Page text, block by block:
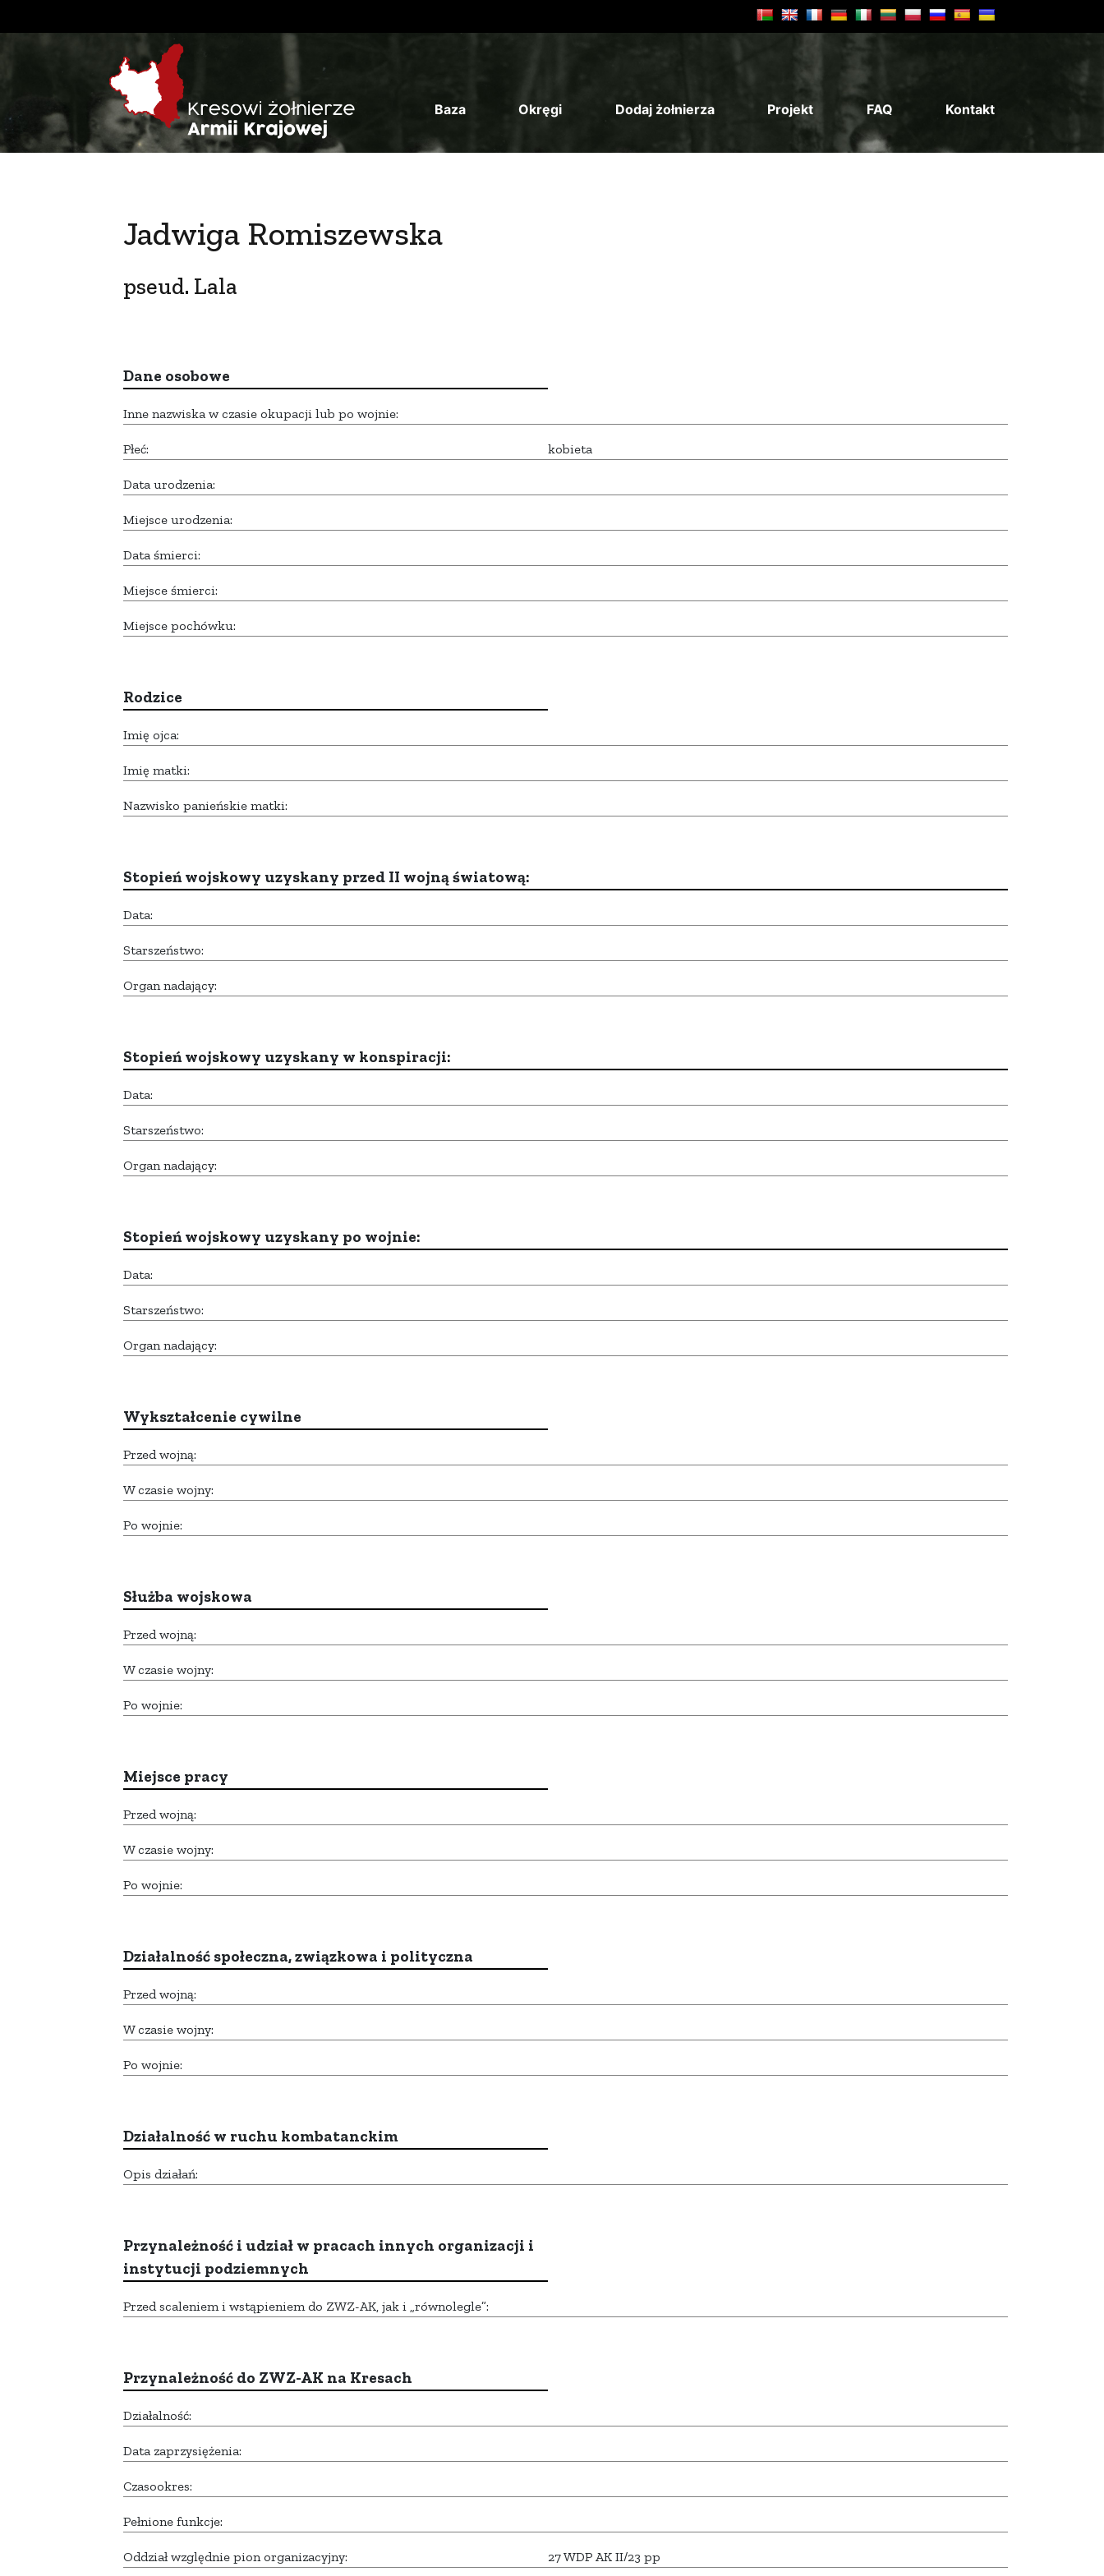
Baza Okręgi Dodaj żołnierza Projekt FAQ Kontakt
Jadwiga Romiszewska
pseud. Lala
Dane osobowe
Inne nazwiska w czasie okupacji lub po wojnie:
Płeć: kobieta
Data urodzenia:
Miejsce urodzenia:
Data śmierci:
Miejsce śmierci:
Miejsce pochówku:
Rodzice
Imię ojca:
Imię matki:
Nazwisko panieńskie matki:
Stopień wojskowy uzyskany przed II wojną światową:
Data:
Starszeństwo:
Organ nadający:
Stopień wojskowy uzyskany w konspiracji:
Data:
Starszeństwo:
Organ nadający:
Stopień wojskowy uzyskany po wojnie:
Data:
Starszeństwo:
Organ nadający:
Wykształcenie cywilne
Przed wojną:
W czasie wojny:
Po wojnie:
Służba wojskowa
Przed wojną:
W czasie wojny:
Po wojnie:
Miejsce pracy
Przed wojną:
W czasie wojny:
Po wojnie:
Działalność społeczna, związkowa i polityczna
Przed wojną:
W czasie wojny:
Po wojnie:
Działalność w ruchu kombatanckim
Opis działań:
Przynależność i udział w pracach innych organizacji i
instytucji podziemnych
Przed scaleniem i wstąpieniem do ZWZ-AK, jak i „równolegle”:
Przynależność do ZWZ-AK na Kresach
Działalność:
Data zaprzysiężenia:
Czasookres:
Pełnione funkcje:
Oddział względnie pion organizacyjny: 27 WDP AK II/23 pp